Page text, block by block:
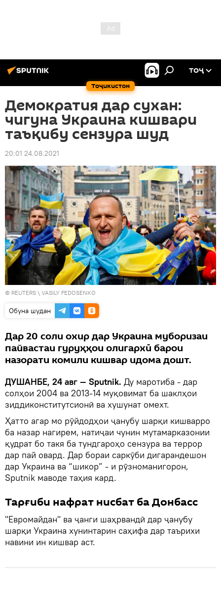
Тоҷикистон
ТОҶ
Демократия дар сухан:
чигуна Украина кишвари
таъқибу сензура шуд
20:01 24.08.2021
© REUTERS \ VASILY FEDOSENKO
Обуна шудан
Дар 20 соли охир дар Украина муборизаи
пайвастаи гуруҳҳои олигархӣ барои
назорати комили кишвар идома дошт.
ДУШАНБЕ, 24 авг — Sputnik. Ду маротиба - дар
солҳои 2004 ва 2013-14 муқовимат ба шаклҳои
зиддиконститутсионӣ ва хушунат омехт.
Ҳатто агар мо рӯйдодҳои ҷанубу шарқи кишварро
ба назар нагирем, натиҷаи чунин мутамарказонии
қудрат бо такя ба тундгароҳо сензура ва террор
дар пай овард. Дар бораи саркӯби дигарандешон
дар Украина ва “шикор” - и рӯзноманигорон,
Sputnik маводе таҳия кард.
Тарғиби нафрат нисбат ба Донбасс
"Евромайдан" ва ҷанги шаҳрвандӣ дар ҷанубу
шарқи Украина хунинтарин саҳифа дар таърихи
навини ин кишвар аст.